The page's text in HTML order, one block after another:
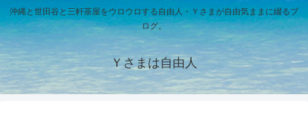
沖縄と世田谷と三軒茶屋をウロウロする自由人・Ｙさまが自由気ままに綴るブ
ログ。
Ｙさまは自由人